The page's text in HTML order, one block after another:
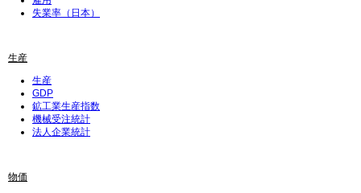
失業率（日本）
生産
生産
GDP
鉱工業生産指数
機械受注統計
法人企業統計
物価